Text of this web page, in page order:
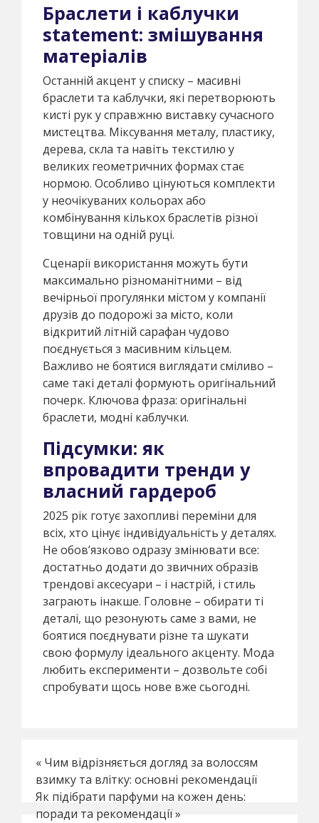
Браслети і каблучки
statement: змішування
матеріалів
Останній акцент у списку – масивні
браслети та каблучки, які перетворюють
кисті рук у справжню виставку сучасного
мистецтва. Міксування металу, пластику,
дерева, скла та навіть текстилю у
великих геометричних формах стає
нормою. Особливо цінуються комплекти
у неочікуваних кольорах або
комбінування кількох браслетів різної
товщини на одній руці.
Сценарії використання можуть бути
максимально різноманітними – від
вечірньої прогулянки містом у компанії
друзів до подорожі за місто, коли
відкритий літній сарафан чудово
поєднується з масивним кільцем.
Важливо не боятися виглядати сміливо –
саме такі деталі формують оригінальний
почерк. Ключова фраза: оригінальні
браслети, модні каблучки.
Підсумки: як
впровадити тренди у
власний гардероб
2025 рік готує захопливі переміни для
всіх, хто цінує індивідуальність у деталях.
Не обов’язково одразу змінювати все:
достатньо додати до звичних образів
трендові аксесуари – і настрій, і стиль
заграють інакше. Головне – обирати ті
деталі, що резонують саме з вами, не
боятися поєднувати різне та шукати
свою формулу ідеального акценту. Мода
любить експерименти – дозвольте собі
спробувати щось нове вже сьогодні.
« Чим відрізняється догляд за волоссям
взимку та влітку: основні рекомендації
Як підібрати парфуми на кожен день:
поради та рекомендації»